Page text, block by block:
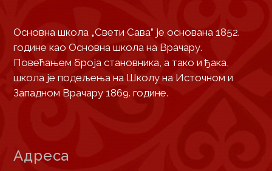
Основна школа „Свети Сава” је основана 1852.
године као Основна школа на Врачару.
Повећањем броја становника, а тако и ђака,
школа је подељења на Школу на Источном и
Западном Врачару 1869. године.
Адреса